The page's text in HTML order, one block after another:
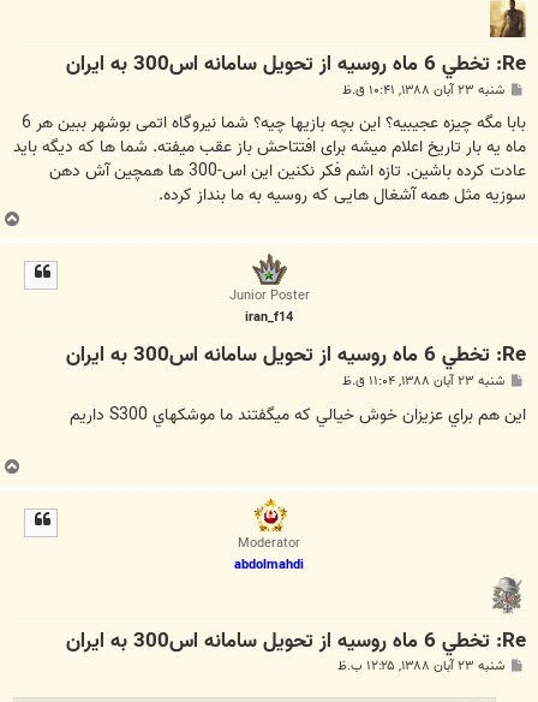
Re: تخطي 6 ماه روسيه از تحويل سامانه اس300 به ايران
پ
ت
شنبه ۲۳ آبان ۱۳۸۸, ۱۰:۴۱ ق.ظ
بابا مگه چیزه عجیبیه؟ این بچه بازیها چیه؟ شما نیروگاه اتمی بوشهر ببین هر 6
ماه یه بار تاریخ اعلام میشه برای افتتاحش باز عقب میفته. شما ها که دیگه باید
عادت کرده باشین. تازه اشم فکر نکنین این اس-300 ها همچین آش دهن
سوزیه مثل همه آشغال هایی که روسیه به ما بنداز کرده.
ب
ا
Junior Poster
iran_f14
Re: تخطي 6 ماه روسيه از تحويل سامانه اس300 به ايران
پ
ت
شنبه ۲۳ آبان ۱۳۸۸, ۱۱:۰۴ ق.ظ
اين هم براي عزيزان خوش خيالي كه ميگفتند ما موشكهاي S300 داريم
ب
ا
Moderator
abdolmahdi
Re: تخطي 6 ماه روسيه از تحويل سامانه اس300 به ايران
پ شنبه ۲۳ آبان ۱۳۸۸, ۱۲:۲۵ ب.ظ